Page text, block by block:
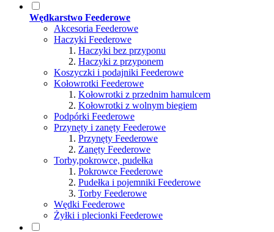
Wędkarstwo Feederowe
Akcesoria Feederowe
Haczyki Feederowe
Haczyki bez przyponu
Haczyki z przyponem
Koszyczki i podajniki Feederowe
Kołowrotki Feederowe
Kołowrotki z przednim hamulcem
Kołowrotki z wolnym biegiem
Podpórki Feederowe
Przynęty i zanęty Feederowe
Przynęty Feederowe
Zanęty Feederowe
Torby,pokrowce, pudełka
Pokrowce Feederowe
Pudełka i pojemniki Feederowe
Torby Feederowe
Wędki Feederowe
Żyłki i plecionki Feederowe